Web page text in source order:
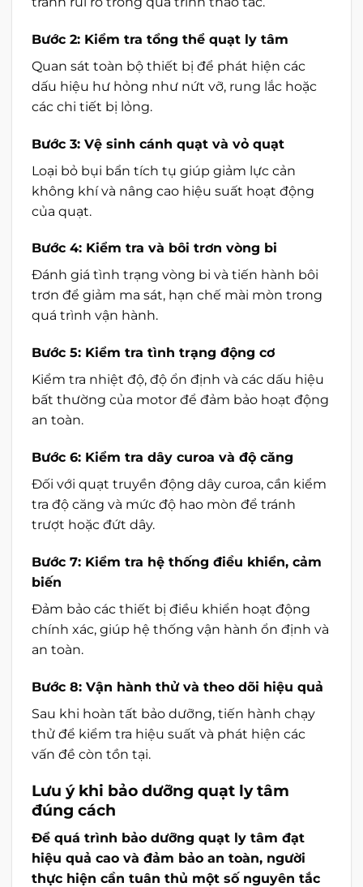
Bước 2: Kiểm tra tổng thể quạt ly tâm
Quan sát toàn bộ thiết bị để phát hiện các
dấu hiệu hư hỏng như nứt vỡ, rung lắc hoặc
các chi tiết bị lỏng.
Bước 3: Vệ sinh cánh quạt và vỏ quạt
Loại bỏ bụi bẩn tích tụ giúp giảm lực cản
không khí và nâng cao hiệu suất hoạt động
của quạt.
Bước 4: Kiểm tra và bôi trơn vòng bi
Đánh giá tình trạng vòng bi và tiến hành bôi
trơn để giảm ma sát, hạn chế mài mòn trong
quá trình vận hành.
Bước 5: Kiểm tra tình trạng động cơ
Kiểm tra nhiệt độ, độ ổn định và các dấu hiệu
bất thường của motor để đảm bảo hoạt động
an toàn.
Bước 6: Kiểm tra dây curoa và độ căng
Đối với quạt truyền động dây curoa, cần kiểm
tra độ căng và mức độ hao mòn để tránh
trượt hoặc đứt dây.
Bước 7: Kiểm tra hệ thống điều khiển, cảm
biến
Đảm bảo các thiết bị điều khiển hoạt động
chính xác, giúp hệ thống vận hành ổn định và
an toàn.
Bước 8: Vận hành thử và theo dõi hiệu quả
Sau khi hoàn tất bảo dưỡng, tiến hành chạy
thử để kiểm tra hiệu suất và phát hiện các
vấn đề còn tồn tại.
Lưu ý khi bảo dưỡng quạt ly tâm
đúng cách
Để quá trình bảo dưỡng quạt ly tâm đạt
hiệu quả cao và đảm bảo an toàn, người
thực hiện cần tuân thủ một số nguyên tắc